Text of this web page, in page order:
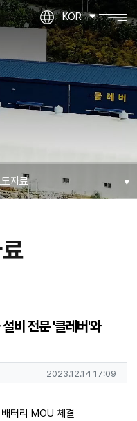
KOR
비 전문 '클레버'와
작성일
2023.12.14 17:09
터리 MOU 체결